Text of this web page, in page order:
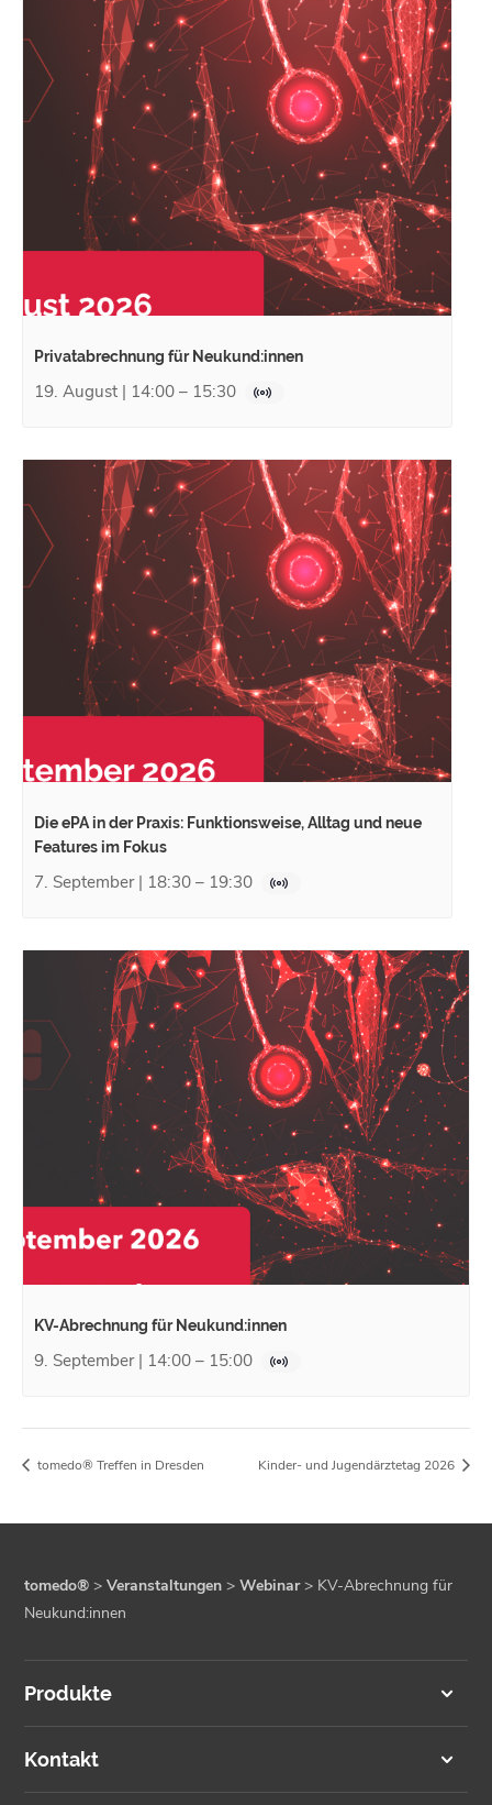
Privatabrechnung für Neukund:innen
19. August | 14:00 – 15:30
Die ePA in der Praxis: Funktionsweise, Alltag und neue
Features im Fokus
7. September | 18:30 – 19:30
KV-Abrechnung für Neukund:innen
9. September | 14:00 – 15:00
tomedo® Treffen in Dresden Kinder- und Jugendärztetag 2026
tomedo® >Veranstaltungen >Webinar> KV-Abrechnung für
Neukund:innen
Produkte
Kontakt